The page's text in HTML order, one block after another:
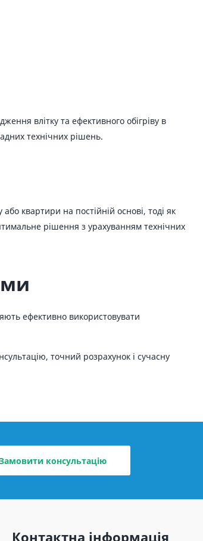
влітку та ефективного обігріву в
технічних рішень.
квартири на постійній основі, тоді як
рішення з урахуванням технічних
ефективно використовувати
точний розрахунок і сучасну
консультацію
Контактна інформація